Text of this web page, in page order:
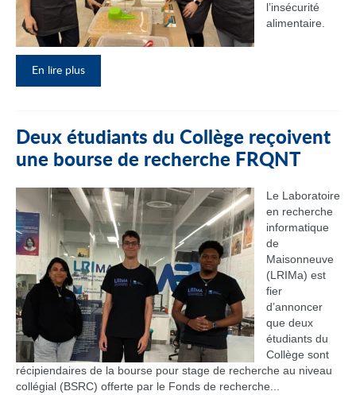
l’insécurité
alimentaire.
En lire plus
Deux étudiants du Collège reçoivent
une bourse de recherche FRQNT
Le Laboratoire
en recherche
informatique
de
Maisonneuve
(LRIMa) est
fier
d’annoncer
que deux
étudiants du
Collège sont
récipiendaires de la bourse pour stage de recherche au niveau
collégial (BSRC) offerte par le Fonds de recherche...